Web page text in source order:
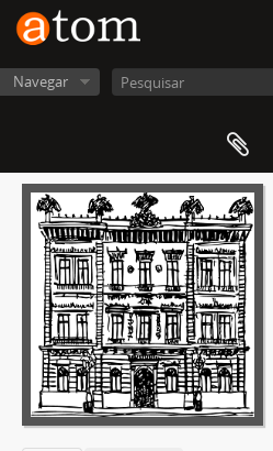
Navegar